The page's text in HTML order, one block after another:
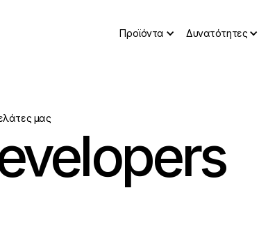
Προϊόντα Δυνατότητες
μας